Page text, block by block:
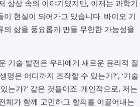
상상 속의 이야기였지만, 이제는 과학기
현실이 되어가고 있습니다. 바이오 기
의 삶을 풍요롭게 만들 무한한 가능성을
기술 발전은 우리에게 새로운 윤리적 질
명은 어디까지 조작할 수 있는가?’, ‘기술
는가?’ 같은 것들이죠. 개인적으로, 저는
체가 함께 고민하고 합의를 이끌어내는